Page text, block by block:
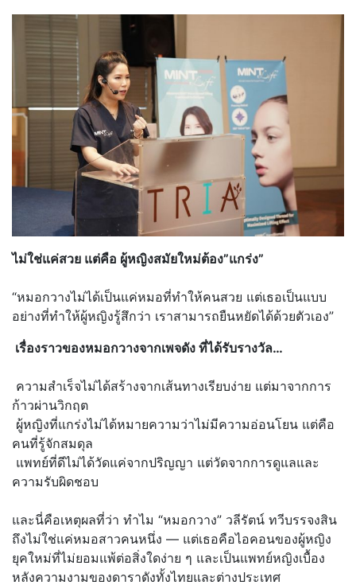
ไม่ใช่แค่สวย แต่คือ ผู้หญิงสมัยใหม่ต้อง”แกร่ง”
“หมอกวางไม่ได้เป็นแค่หมอที่ทำให้คนสวย แต่เธอเป็นแบบ
อย่างที่ทำให้ผู้หญิงรู้สึกว่า เราสามารถยืนหยัดได้ด้วยตัวเอง”
เรื่องราวของหมอกวางจากเพจดัง ที่ได้รับรางวัล…
ความสำเร็จไม่ได้สร้างจากเส้นทางเรียบง่าย แต่มาจากการ
ก้าวผ่านวิกฤต
ผู้หญิงที่แกร่งไม่ได้หมายความว่าไม่มีความอ่อนโยน แต่คือ
คนที่รู้จักสมดุล
แพทย์ที่ดีไม่ได้วัดแค่จากปริญญา แต่วัดจากการดูแลและ
ความรับผิดชอบ
และนี่คือเหตุผลที่ว่า ทำไม “หมอกวาง” วลีรัตน์ ทวีบรรจงสิน
ถึงไม่ใช่แค่หมอสาวคนหนึ่ง — แต่เธอคือไอคอนของผู้หญิง
ยุคใหม่ที่ไม่ยอมแพ้ต่อสิ่งใดง่าย ๆ และเป็นแพทย์หญิงเบื้อง
หลังความงามของดาราดังทั้งไทยและต่างประเทศ